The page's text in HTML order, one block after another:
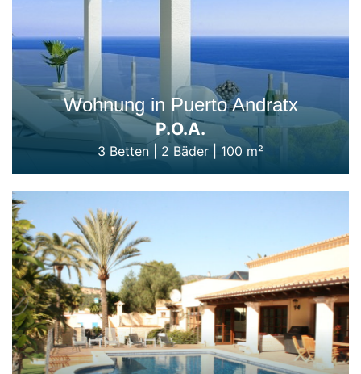
Wohnung in Puerto Andratx
P.O.A.
3 Betten 2 Bäder|100 m²